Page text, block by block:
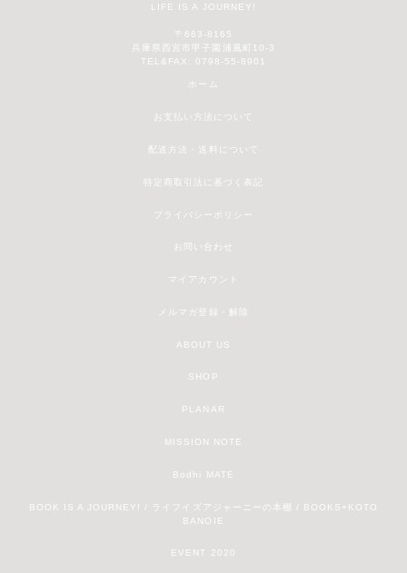
LIFE IS A JOURNEY!
〒663-8165
兵庫県西宮市甲子園浦風町10-3
TEL&FAX: 0798-55-8901
ホーム
お支払い方法について
配送方法・送料について
特定商取引法に基づく表記
プライバシーポリシー
お問い合わせ
マイアカウント
メルマガ登録・解除
ABOUT US
SHOP
PLANAR
MISSION NOTE
Bodhi MATE
BOOK IS A JOURNEY! / ライフイズアジャーニーの本棚 / BOOKS+KOTO
BANOIE
EVENT 2020